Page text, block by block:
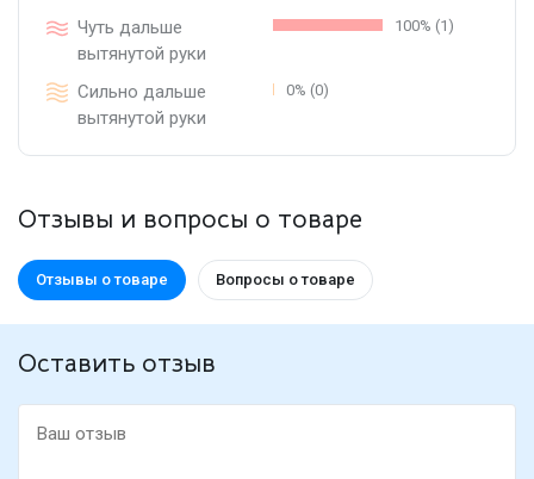
Чуть дальше
вытянутой руки
100% (1)
Сильно дальше
вытянутой руки
0% (0)
Отзывы и вопросы о товаре
Отзывы о товаре Вопросы о товаре
Оставить отзыв